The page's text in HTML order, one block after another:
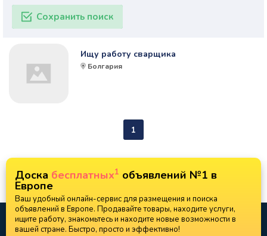
Сохранить поиск
Ищу работу сварщика
Болгария
1
Доска бесплатных1 объявлений №1 в
Европе
Ваш удобный онлайн-сервис для размещения и поиска
объявлений в Европе. Продавайте товары, находите услуги,
ищите работу, знакомьтесь и находите новые возможности в
вашей стране. Быстро, просто и эффективно!